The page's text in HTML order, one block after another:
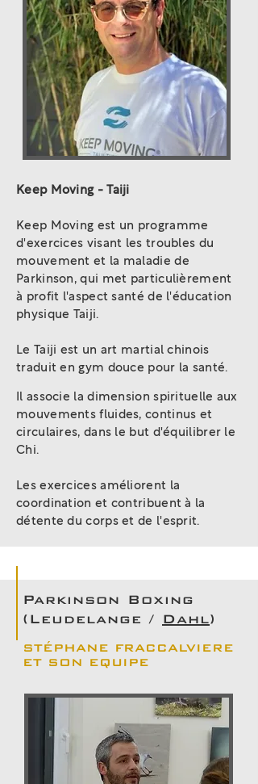
Keep Moving - Taiji
Keep Moving est un programme
d'exercices visant les troubles du
mouvement et la maladie de
Parkinson, qui met particulièrement
à profit l'aspect santé de l'éducation
physique Taiji.
Le Taiji est un art martial chinois
traduit en gym douce pour la santé.
Il associe la dimension spirituelle aux
mouvements fluides, continus et
circulaires, dans le but d'équilibrer le
Chi.
Les exercices améliorent la
coordination et contribuent à la
détente du corps et de l'esprit.
Parkinson Boxing
(Leudelange / Dahl)
STÉPHANE FRACCALVIERE
ET SON EQUIPE